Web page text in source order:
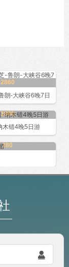
朗-大峡谷6晚7日
木错4晚5日游
280
